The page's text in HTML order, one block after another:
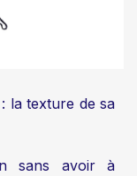
la texture de sa
sans avoir à